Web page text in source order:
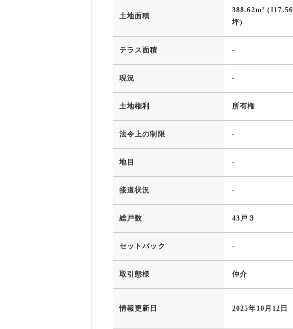
土地面積
388.62m² (117.56
坪)
テラス面積 -
現況 -
土地権利 所有権
法令上の制限 -
地目 -
接道状況 -
総戸数 43戸３
セットバック -
取引態様 仲介
情報更新日 2025年10月12日